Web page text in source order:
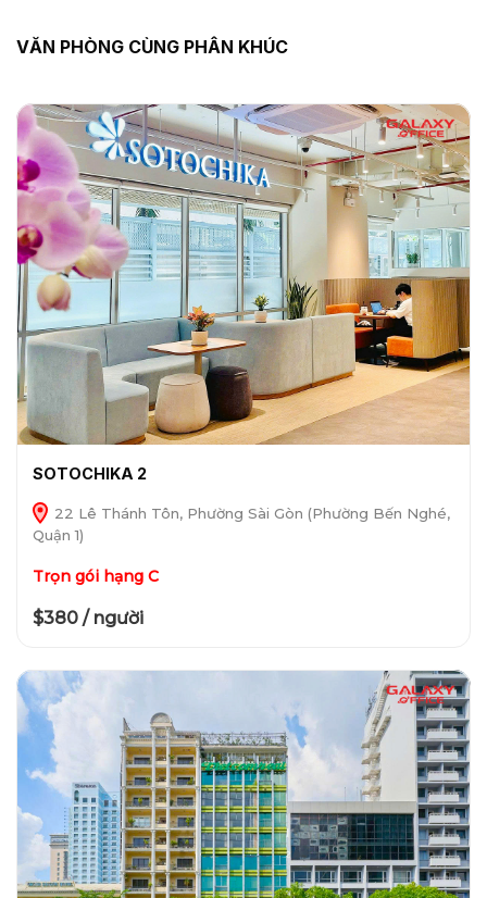
VĂN PHÒNG CÙNG PHÂN KHÚC
SOTOCHIKA 2
22 Lê Thánh Tôn, Phường Sài Gòn (Phường Bến Nghé,
Quận 1)
Trọn gói hạng C
$380 / người